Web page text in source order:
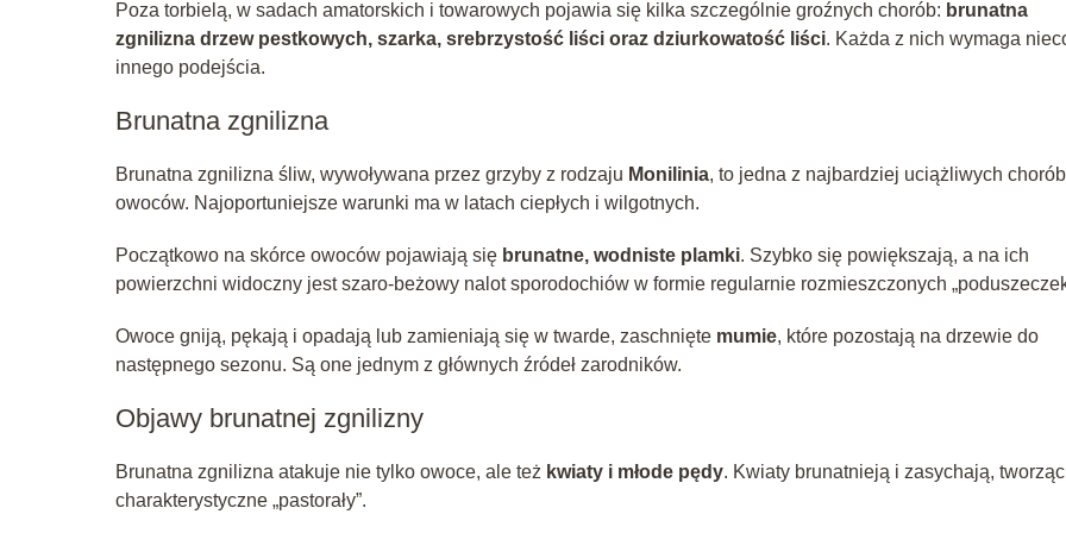
Poza torbielą, w sadach amatorskich i towarowych pojawia się kilka szczególnie groźnych chorób: brunatna
zgnilizna drzew pestkowych, szarka, srebrzystość liści oraz dziurkowatość liści. Każda z nich wymaga
innego podejścia.
Brunatna zgnilizna
Brunatna zgnilizna śliw, wywoływana przez grzyby z rodzaju Monilinia, to jedna z najbardziej uciążliwych chorób
owoców. Najoportuniejsze warunki ma w latach ciepłych i wilgotnych.
Początkowo na skórce owoców pojawiają się brunatne, wodniste plamki. Szybko się powiększają, a na ich
powierzchni widoczny jest szaro-beżowy nalot sporodochiów w formie regularnie rozmieszczonych
Owoce gniją, pękają i opadają lub zamieniają się w twarde, zaschnięte mumie, które pozostają na drzewie do
następnego sezonu. Są one jednym z głównych źródeł zarodników.
Objawy brunatnej zgnilizny
Brunatna zgnilizna atakuje nie tylko owoce, ale też kwiaty i młode pędy. Kwiaty brunatnieją i zasychają, tworząc
charakterystyczne „pastorały”.